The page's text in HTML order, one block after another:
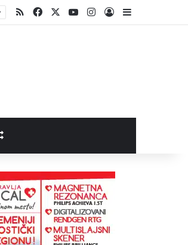
RSSFacebookYouTubeInstagram
Log InSidebar
Random Article